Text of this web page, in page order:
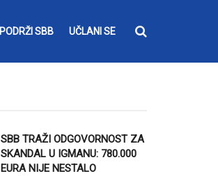
PODRŽI SBB UČLANI SE
SBB TRAŽI ODGOVORNOST ZA
SKANDAL U IGMANU: 780.000
EURA NIJE NESTALO